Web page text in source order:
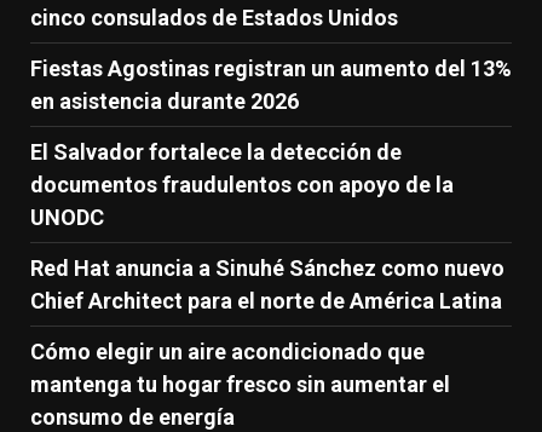
cinco consulados de Estados Unidos
Fiestas Agostinas registran un aumento del 13%
en asistencia durante 2026
El Salvador fortalece la detección de
documentos fraudulentos con apoyo de la
UNODC
Red Hat anuncia a Sinuhé Sánchez como nuevo
Chief Architect para el norte de América Latina
Cómo elegir un aire acondicionado que
mantenga tu hogar fresco sin aumentar el
consumo de energía